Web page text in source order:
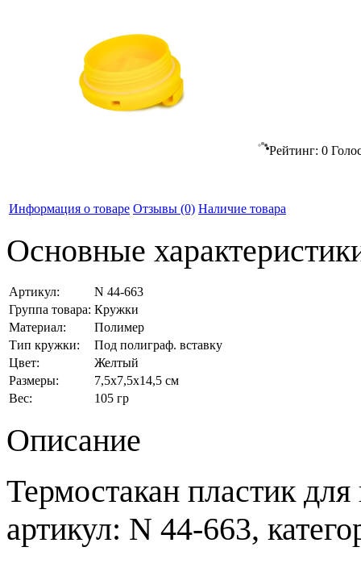
Рейтинг: 0
Информация о товаре Отзывы (0) Наличие товара
Основные
Артикул:
N 44-663
Группа товара: Кружки
Материал:
Полимер
Тип кружки:
Под полиграф. вставку
Цвет:
Желтый
Размеры:
7,5x7,5x14,5 см
Вес:
105 гр
Описание
Термостакан пластик
артикул: N 44-663,